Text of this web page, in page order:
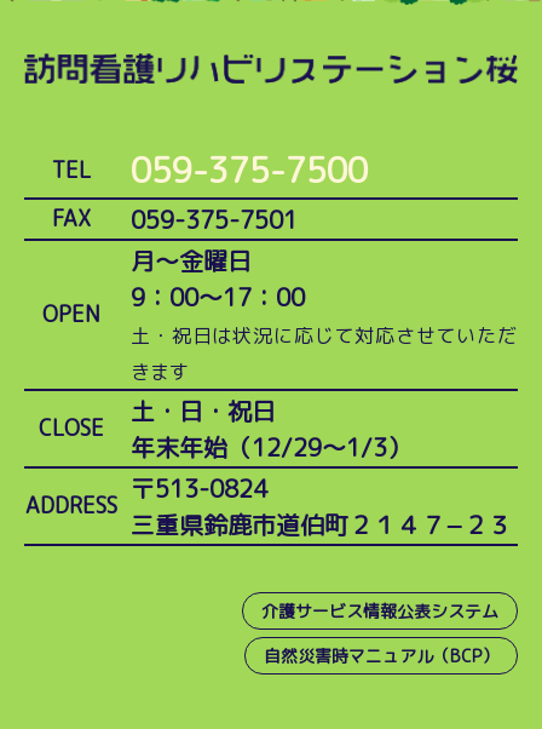
TEL 059-375-7500
FAX 059-375-7501
OPEN
月～金曜日
9：00～17：00
土・祝日は状況に応じて対応させていただ
きます
CLOSE
土・日・祝日
年末年始（12/29～1/3）
ADDRESS
〒513-0824
三重県鈴鹿市道伯町２１４７−２３
介護サービス情報公表システム
自然災害時マニュアル（BCP）